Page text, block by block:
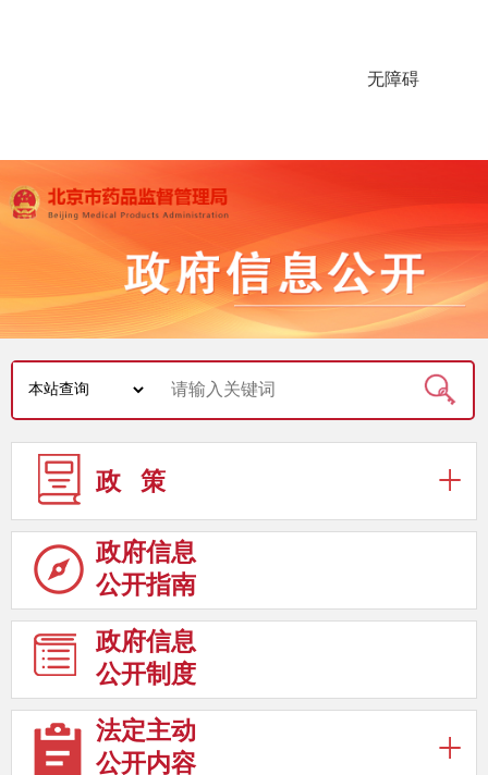
无障碍
政 策
政府信息
公开指南
政府信息
公开制度
法定主动
公开内容